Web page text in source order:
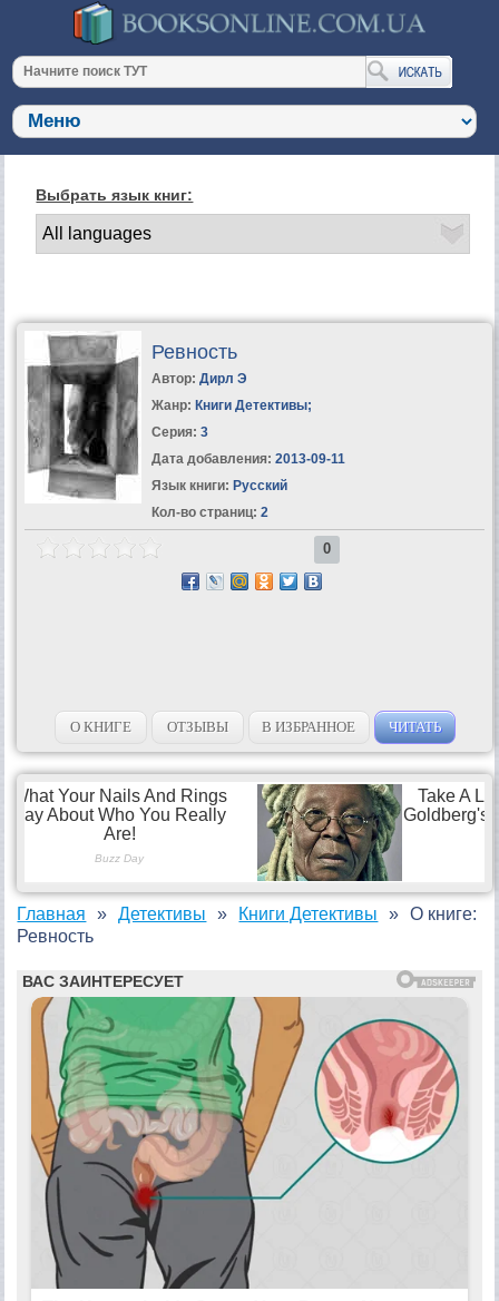
Выбрать язык книг:
Ревность
Автор: Дирл Э
Жанр: Книги Детективы;
Серия: 3
Дата добавления: 2013-09-11
Язык книги: Русский
Кол-во страниц: 2
0
О КНИГЕ ОТЗЫВЫ В ИЗБРАННОЕ ЧИТАТЬ
Главная Детективы Книги Детективы
О книге:
Ревность